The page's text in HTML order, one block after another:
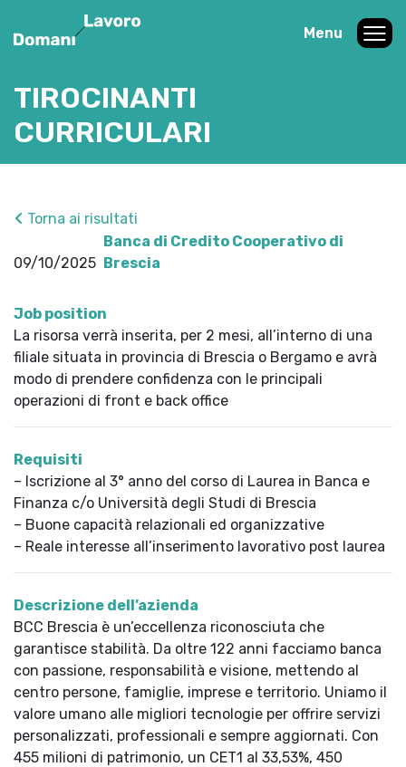
Menu
TIROCINANTI
CURRICULARI
Torna ai risultati
09/10/2025
Banca di Credito Cooperativo di
Brescia
Job position
La risorsa verrà inserita, per 2 mesi, all’interno di una
filiale situata in provincia di Brescia o Bergamo e avrà
modo di prendere confidenza con le principali
operazioni di front e back office
Requisiti
– Iscrizione al 3° anno del corso di Laurea in Banca e
Finanza c/o Università degli Studi di Brescia
– Buone capacità relazionali ed organizzative
– Reale interesse all’inserimento lavorativo post laurea
Descrizione dell’azienda
BCC Brescia è un’eccellenza riconosciuta che
garantisce stabilità. Da oltre 122 anni facciamo banca
con passione, responsabilità e visione, mettendo al
centro persone, famiglie, imprese e territorio. Uniamo il
valore umano alle migliori tecnologie per offrire servizi
personalizzati, professionali e sempre aggiornati. Con
455 milioni di patrimonio, un CET1 al 33,53%, 450